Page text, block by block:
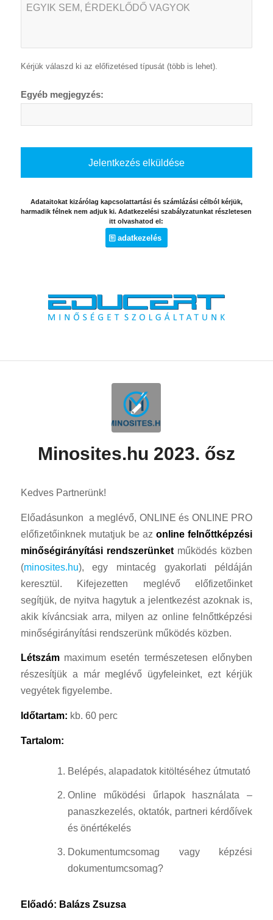
Kérjük válaszd ki az előfizetésed típusát (több is lehet).
Egyéb megjegyzés:
Adataitokat kizárólag kapcsolattartási és számlázási célból kérjük,
harmadik félnek nem adjuk ki. Adatkezelési szabályzatunkat részletesen
itt olvashatod el:
adatkezelés
Minosites.hu 2023. ősz
Kedves Partnerünk!
Előadásunkon a meglévő, ONLINE és ONLINE PRO
előfizetőinknek mutatjuk be azonline felnőttképzési
minőségirányítási rendszerünketműködés közben
(minosites.hu), egy mintacég gyakorlati példáján
keresztül. Kifejezetten meglévő előfizetőinket
segítjük, de nyitva hagytuk a jelentkezést azoknak is,
akik kíváncsiak arra, milyen az online felnőttképzési
minőségirányítási rendszerünk működés közben.
Létszámmaximum esetén természetesen előnyben
részesítjük a már meglévő ügyfeleinket, ezt kérjük
vegyétek figyelembe.
Időtartam: kb. 60 perc
Tartalom:
Belépés, alapadatok kitöltéséhez útmutató
Online működési űrlapok használata –
panaszkezelés, oktatók, partneri kérdőívek
és önértékelés
Dokumentumcsomag vagy képzési
dokumentumcsomag?
Előadó: Balázs Zsuzsa